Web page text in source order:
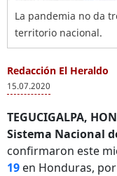
La pandemia no da
territorio nacional.
Redacción El Heraldo
15.07.2020
TEGUCIGALPA,
Sistema Nacional
confirmaron este
19 en Honduras,